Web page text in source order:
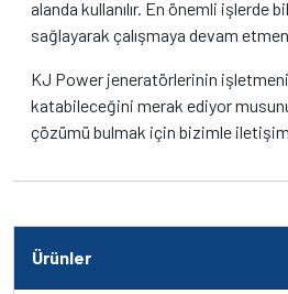
alanda kullanılır. En önemli işlerde
sağlayarak çalışmaya devam
KJ Power jeneratörlerinin
katabileceğini merak ediyor
çözümü bulmak için bizimle
Ürünler